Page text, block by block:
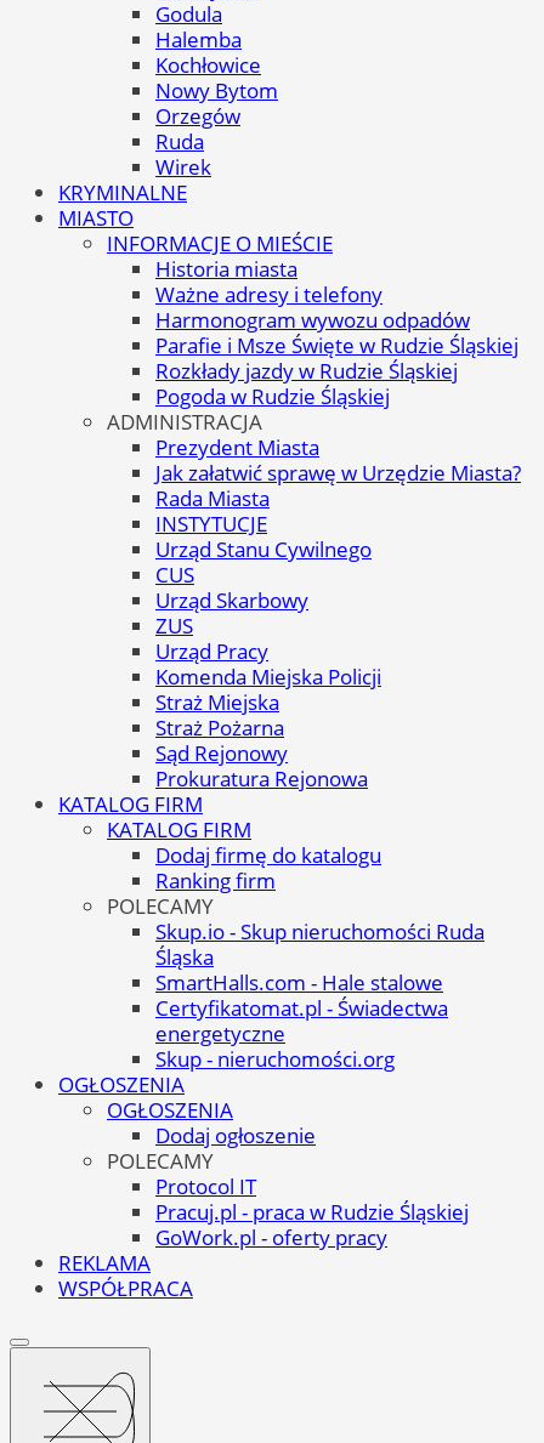
Godula
Halemba
Kochłowice
Nowy Bytom
Orzegów
Ruda
Wirek
KRYMINALNE
MIASTO
INFORMACJE O MIEŚCIE
Historia miasta
Ważne adresy i telefony
Harmonogram wywozu odpadów
Parafie i Msze Święte w Rudzie Śląskiej
Rozkłady jazdy w Rudzie Śląskiej
Pogoda w Rudzie Śląskiej
ADMINISTRACJA
Prezydent Miasta
Jak załatwić sprawę w Urzędzie Miasta?
Rada Miasta
INSTYTUCJE
Urząd Stanu Cywilnego
CUS
Urząd Skarbowy
ZUS
Urząd Pracy
Komenda Miejska Policji
Straż Miejska
Straż Pożarna
Sąd Rejonowy
Prokuratura Rejonowa
KATALOG FIRM
KATALOG FIRM
Dodaj firmę do katalogu
Ranking firm
POLECAMY
Skup.io - Skup nieruchomości Ruda
Śląska
SmartHalls.com - Hale stalowe
Certyfikatomat.pl - Świadectwa
energetyczne
Skup - nieruchomości.org
OGŁOSZENIA
OGŁOSZENIA
Dodaj ogłoszenie
POLECAMY
Protocol IT
Pracuj.pl - praca w Rudzie Śląskiej
GoWork.pl - oferty pracy
REKLAMA
WSPÓŁPRACA